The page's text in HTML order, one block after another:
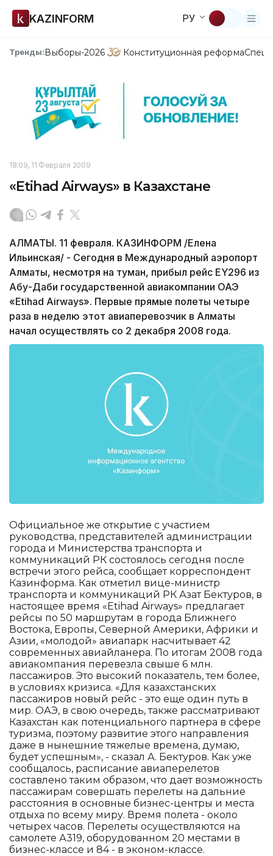
KAZINFORM РУ
Тренды:Выборы-2026 Конституционная реформа
18:09, 11 Февраля 2009
«Etihad Airways» в Казахстане
АЛМАТЫ. 11 февраля. КАЗИНФОРМ /Елена
Ильинская/ - Сегодня в Международный аэропорт
Алматы, несмотря на туман, прибыл рейс EY296 из
Абу-Даби государственной авиакомпании ОАЭ
«Etihad Airways». Первые прямые полеты четыре
раза в неделю этот авиаперевозчик в Алматы
начал осуществлять со 2 декабря 2008 года.
Официальное же открытие с участием
руководства, представителей администрации
города и Министерства транспорта и
коммуникаций РК состоялось сегодня после
встречи этого рейса, сообщает корреспондент
Казинформа. Как отметил вице-министр
транспорта и коммуникаций РК Азат Бектуров, в
настоящее время «Etihad Airways» предлагает
рейсы по 50 маршрутам в города Ближнего
Востока, Европы, Северной Америки, Африки и
Азии, «молодой» авиапарк насчитывает 42
современных авиайланера. По итогам 2008 года
авиакомпания перевезла свыше 6 млн.
пассажиров. Это высокий показатель, тем более,
в условиях кризиса. «Для казахстанских
пассажиров новый рейс - это еще один путь в
мир. ОАЭ, в свою очередь, также рассматривают
Казахстан как потенциального партнера в сфере
туризма, поэтому развитие этого направления
даже в нынешние тяжелые времена, думаю,
будет успешным», - сказал А. Бектуров. Как уже
сообщалось, расписание авиаперелетов
составлено таким образом, что дает возможность
пассажирам совершать перелеты на дальние
расстояния в основные бизнес-центры и места
отдыха по всему миру. Время полета - около
четырех часов. Перелеты осуществляются на
самолете А319, оборудованном 20 местами в
бизнес-классе и 84 - в эконом-классе.